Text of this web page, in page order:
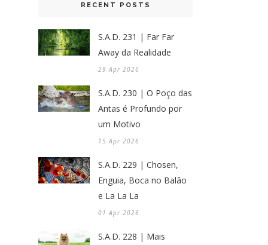
RECENT POSTS
S.A.D. 231 | Far Far
Away da Realidade
29 Apr 2026
S.A.D. 230 | O Poço das
Antas é Profundo por
um Motivo
15 Apr 2026
S.A.D. 229 | Chosen,
Enguia, Boca no Balão
e La La La
01 Apr 2026
S.A.D. 228 | Mais